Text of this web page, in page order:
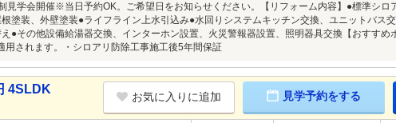
見学会開催※当日予約OK。ご希望日をお知らせください。【リフォーム内容】●標準シロ
塗装、外壁塗装●ライフライン上水引込み●水回りシステムキッチン交換、ユニットバス
●その他設備給湯器交換、インターホン設置、火災警報器設置、照明器具交換【おすすめ
用されます。・シロアリ防除工事施工後5年間保証
4SLDK
お気に入りに追加 見学予約をする